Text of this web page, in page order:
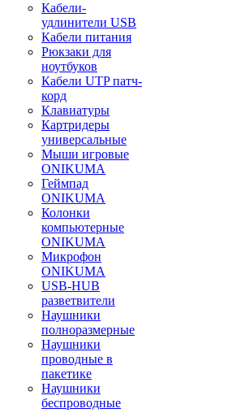
Кабели-
удлинители USB
Кабели питания
Рюкзаки для
ноутбуков
Кабели UTP патч-
корд
Клавиатуры
Картридеры
универсальные
Мыши игровые
ONIKUMA
Геймпад
ONIKUMA
Колонки
компьютерные
ONIKUMA
Микрофон
ONIKUMA
USB-HUB
разветвители
Наушники
полноразмерные
Наушники
проводные в
пакетике
Наушники
беспроводные